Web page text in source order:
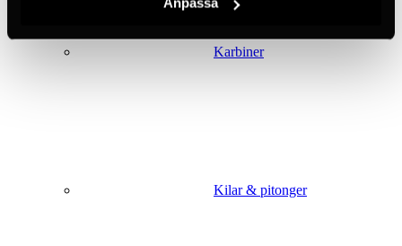
Karbiner
Kilar & pitonger